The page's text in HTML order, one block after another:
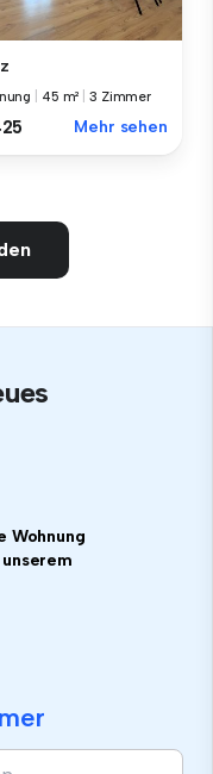
45 m² |3 Zimmer
Mehr sehen
Wohnung